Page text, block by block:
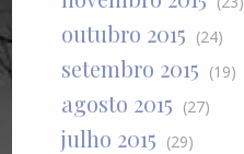
outubro 2015 (24)
setembro 2015 (19)
agosto 2015 (27)
julho 2015 (29)